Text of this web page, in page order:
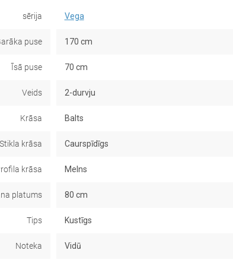
sērija Vega
puse 170 cm
Īsā puse 70 cm
Veids 2-durvju
Krāsa Balts
Stikla krāsa Caurspīdīgs
krāsa Melns
platums 80 cm
Tips Kustīgs
Noteka Vidū